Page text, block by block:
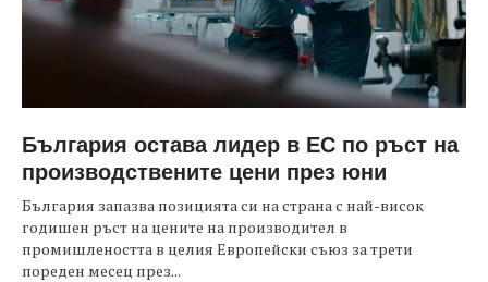
България остава лидер в ЕС по ръст на
производствените цени през юни
България запазва позицията си на страна с най-висок
годишен ръст на цените на производител в
промишлеността в целия Европейски съюз за трети
пореден месец през...